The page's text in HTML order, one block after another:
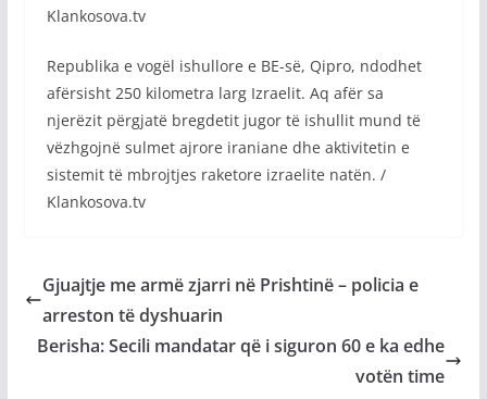
Klankosova.tv
Republika e vogël ishullore e BE-së, Qipro, ndodhet
afërsisht 250 kilometra larg Izraelit. Aq afër sa
njerëzit përgjatë bregdetit jugor të ishullit mund të
vëzhgojnë sulmet ajrore iraniane dhe aktivitetin e
sistemit të mbrojtjes raketore izraelite natën. /
Klankosova.tv
Gjuajtje me armë zjarri në Prishtinë – policia e
arreston të dyshuarin
Berisha: Secili mandatar që i siguron 60 e ka edhe
votën time